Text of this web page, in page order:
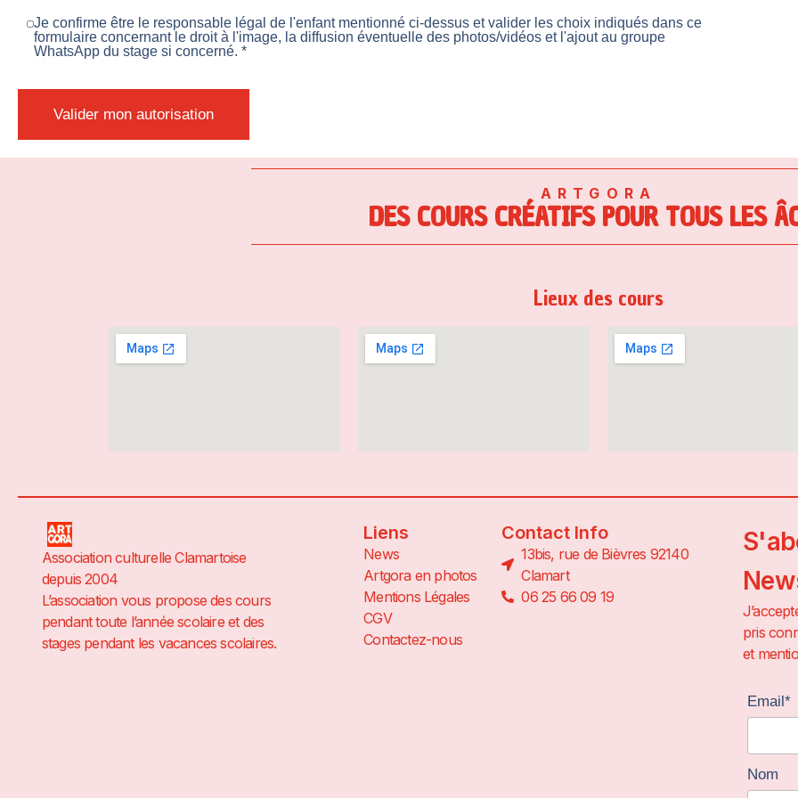
Je confirme être le responsable légal de l'enfant mentionné ci-dessus et valider les choix indiqués dans ce
formulaire concernant le droit à l'image, la diffusion éventuelle des photos/vidéos et l'ajout au groupe
WhatsApp du stage si concerné. *
Valider mon autorisation
ARTGORA
DES COURS CRÉATIFS POUR TOUS LES
Lieux des cours
Association culturelle Clamartoise
depuis 2004
L’association vous propose des cours
pendant toute l’année scolaire et des
stages pendant les vacances scolaires.
Liens
News
Artgora en photos
Mentions Légales
CGV
Contactez-nous
Contact Info
13bis, rue de Bièvres 92140
Clamart
06 25 66 09 19
pris
et
Email*
Nom